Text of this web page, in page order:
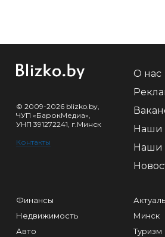
© 2009-2026 blizko.by,
ЧУП «БарокМедиа»,
УНП 391272241, г.Минск
Контакты
О нас
Наши
Наши
Финансы
Недвижимость
Авто
Минск
Туризм